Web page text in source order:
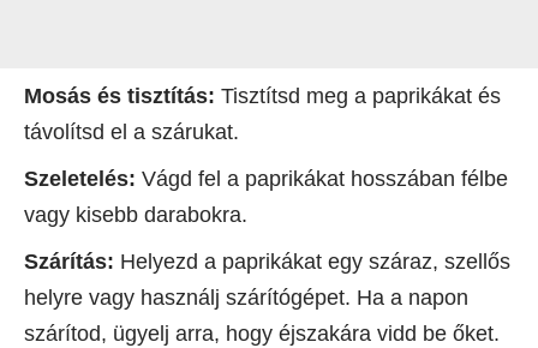
Mosás és tisztítás: Tisztítsd meg a paprikákat és
távolítsd el a szárukat.
Szeletelés: Vágd fel a paprikákat hosszában félbe
vagy kisebb darabokra.
Szárítás: Helyezd a paprikákat egy száraz, szellős
helyre vagy használj szárítógépet. Ha a napon
szárítod, ügyelj arra, hogy éjszakára vidd be őket.